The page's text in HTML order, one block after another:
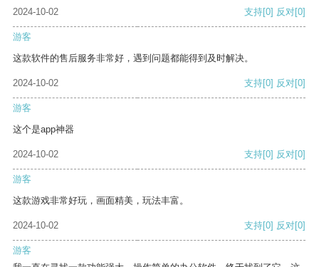
2024-10-02
支持[0] 反对[0]
游客
这款软件的售后服务非常好，遇到问题都能得到及时解决。
2024-10-02 支持[0] 反对[0]
游客
这个是app神器
2024-10-02 支持[0] 反对[0]
游客
这款游戏非常好玩，画面精美，玩法丰富。
2024-10-02 支持[0] 反对[0]
游客